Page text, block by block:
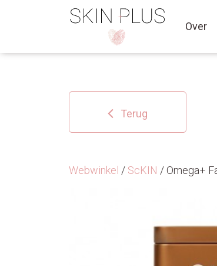
Over
Terug
Webwinkel / ScKIN / Omega+